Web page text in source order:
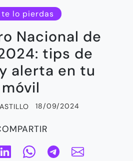
te lo pierdas
Nacional de
tips de
alerta en tu
móvil
18/09/2024